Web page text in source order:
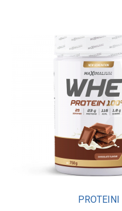
PROTEINI